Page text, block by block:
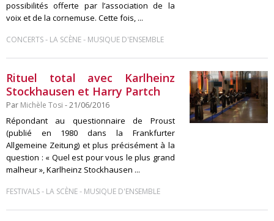
possibilités offerte par l’association de la
voix et de la cornemuse. Cette fois, ...
CONCERTS- LA SCÈNE- MUSIQUE D'ENSEMBLE
Rituel total avec Karlheinz
Stockhausen et Harry Partch
Par Michèle Tosi - 21/06/2016
Répondant au questionnaire de Proust
(publié en 1980 dans la Frankfurter
Allgemeine Zeitung) et plus précisément à la
question : « Quel est pour vous le plus grand
malheur », Karlheinz Stockhausen ...
FESTIVALS- LA SCÈNE- MUSIQUE D'ENSEMBLE